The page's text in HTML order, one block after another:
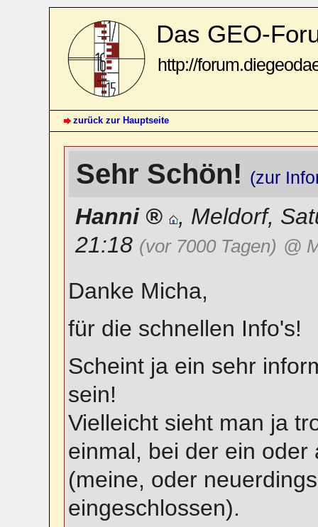
Das GEO-
http://
zurück zur Hauptseite
Sehr Schön! (zur
Hanni , Meldorf,
21:18 (vor 7000 Tagen) @
Danke Micha,
für die schnellen Info's!
Scheint ja ein sehr
sein!
Vielleicht sieht man ja
einmal, bei der ein
(meine, oder
eingeschlossen).